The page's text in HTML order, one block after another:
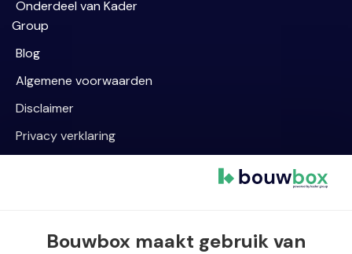
Onderdeel van Kader
Group
Blog
Algemene voorwaarden
Disclaimer
Privacy verklaring
Van Dijklaan 5, 5581 WG Waalre
Bouwbox maakt gebruik van